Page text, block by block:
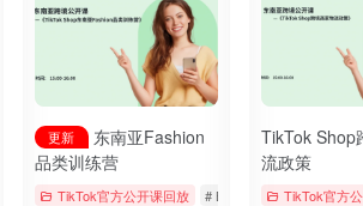
& Vouchers # tiktok # 厨房用品
更新
东南亚Fashion
品类训练营
TikTok官方公开课回放 # Bookings & Vouchers
TikTok Shop
流政策
TikTok官方